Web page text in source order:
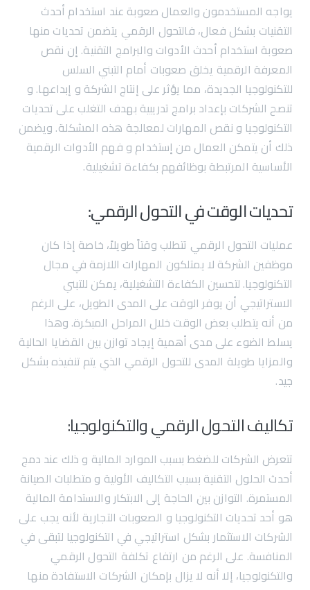
يواجه المستخدمون والعمال صعوبة عند استخدام أحدث
التقنيات بشكل فعال، فالتحول الرقمي يتضمن تحديات منها
صعوبة استخدام أحدث الأدوات والبرامج التقنية. إن نقص
المعرفة الرقمية يخلق صعوبات أمام التبني السلس
للتكنولوجيا الجديدة، مما يؤثر على إنتاج الشركة و إبداعها. و
تنصح الشركات بإعداد برامج تدريبية بهدف التغلب على تحديات
التكنولوجيا و نقص المهارات لمعالجة هذه المشكلة. ويضمن
ذلك أن يتمكن العمال من إستخدام و فهم الأدوات الرقمية
الأساسية المرتبطة بوظائفهم بكفاءة تشغيلية.
تحديات الوقت في التحول الرقمي:
عمليات التحول الرقمي تتطلب وقتاً طويلاً، خاصة إذا كان
موظفين الشركة لا يمتلكون المهارات اللازمة في مجال
التكنولوجيا. لتحسين الكفاءة التشغيلية، يمكن للتبني
الاستراتيجي أن يوفر الوقت على المدى الطويل، على الرغم
من أنه يتطلب بعض الوقت خلال المراحل المبكرة. وهذا
يسلط الضوء على مدى أهمية إيجاد توازن بين القضايا الحالية
والمزايا طويلة المدى للتحول الرقمي الذي يتم تنفيذه بشكل
جيد.
تكاليف التحول الرقمي والتكنولوجيا:
تتعرض الشركات للضغط بسبب الموارد المالية و ذلك عند دمج
أحدث الحلول التقنية بسبب التكاليف الأولية و متطلبات الصيانة
المستمرة. التوازن بين الحاجة إلى الابتكار والاستدامة المالية
هو أحد تحديات التكنولوجيا و الصعوبات التجارية لأنه يجب على
الشركات الاستثمار بشكل استراتيجي في التكنولوجيا لتبقى في
المنافسة. على الرغم من ارتفاع تكلفة التحول الرقمي
والتكنولوجيا، إلا أنه لا يزال بإمكان الشركات الاستفادة منها